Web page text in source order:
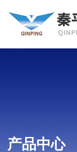
产品中心